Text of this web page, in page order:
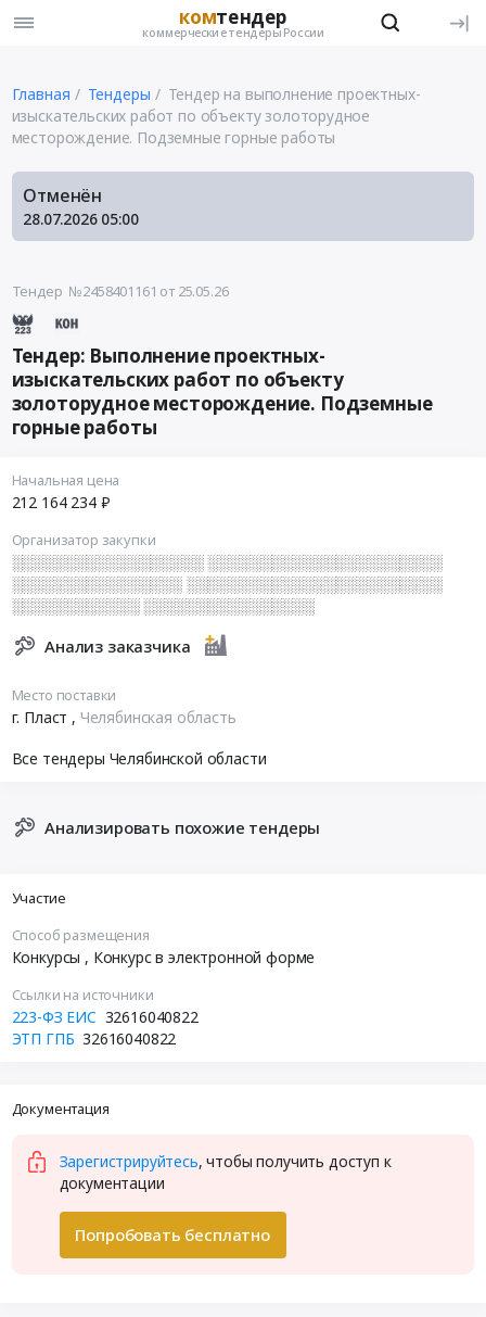
комтендер
коммерческие тендеры России
Главная Тендеры
Тендер на выполнение проектных-
изыскательских работ по объекту золоторудное
месторождение. Подземные горные работы
Отменён
28.07.2026 05:00
Тендер №2458401161 от 25.05.26
Тендер: Выполнение проектных-
изыскательских работ по объекту
золоторудное месторождение. Подземные
горные работы
Начальная цена
212 164 234 ₽
Организатор закупки
░░░░░░░░░░░░░░░░░░ ░░░░░░░░░░░░░░░░░░░░░░
░░░░░░░░░░░░░░░░ ░░░░░░░░░░░░░░░░░░░░░░░░
░░░░░░░░░░░░ ░░░░░░░░░░░░░░░░
Анализ заказчика
Место поставки
г. Пласт , Челябинская область
Все тендеры Челябинской области
Анализировать похожие тендеры
Участие
Способ размещения
Конкурсы , Конкурс в электронной форме
Ссылки на источники
223-ФЗ ЕИС 32616040822
ЭТП ГПБ 32616040822
Документация
Зарегистрируйтесь, чтобы получить доступ к
документации
Попробовать бесплатно